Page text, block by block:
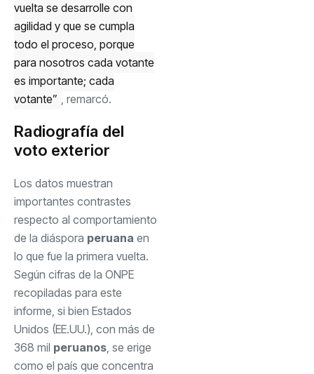
vuelta se desarrolle con
agilidad y que se cumpla
todo el proceso, porque
para nosotros cada votante
es importante; cada
votante” , remarcó.
Radiografía del
voto exterior
Los datos muestran
importantes contrastes
respecto al comportamiento
de la diáspora peruana en
lo que fue la primera vuelta.
Según cifras de la ONPE
recopiladas para este
informe, si bien Estados
Unidos (EE.UU.), con más de
368 mil peruanos, se erige
como el país que concentra